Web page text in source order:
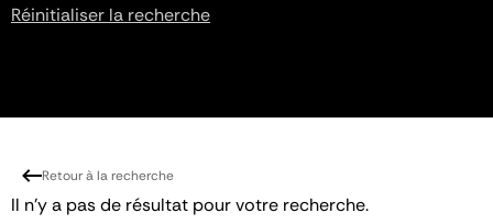
Réinitialiser la recherche
Retour à la recherche
Il n'y a pas de résultat pour votre recherche.